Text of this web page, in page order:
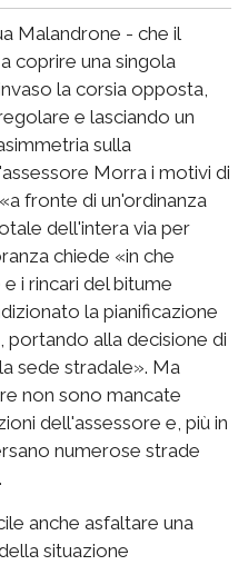
Malandrone - che il
coprire una singola
la corsia opposta,
e lasciando un
sulla
Morra i motivi di
fronte di un'ordinanza
dell'intera via per
chiede «in che
i rincari del bitume
la pianificazione
alla decisione di
sede stradale». Ma
non sono mancate
dell'assessore e, più in
numerose strade
anche asfaltare una
situazione